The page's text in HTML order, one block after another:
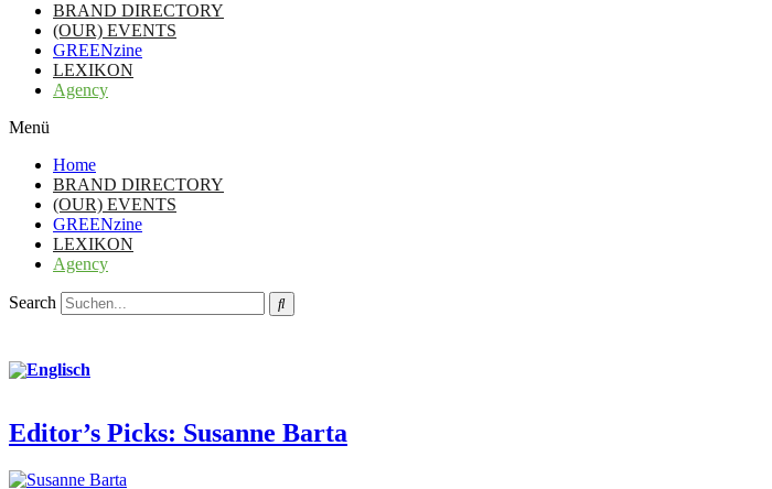
BRAND DIRECTORY
(OUR) EVENTS
GREENzine
LEXIKON
Agency
Menü
Home
BRAND DIRECTORY
(OUR) EVENTS
GREENzine
LEXIKON
Agency
Search
Editor’s Picks: Susanne Barta